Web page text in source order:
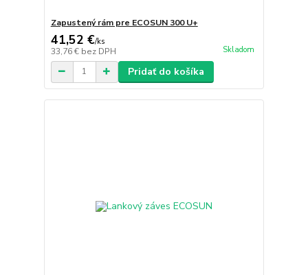
Zapustený rám pre ECOSUN 300 U+
41,52 €/ks
33,76 € bez DPH Skladom
Pridať do košíka